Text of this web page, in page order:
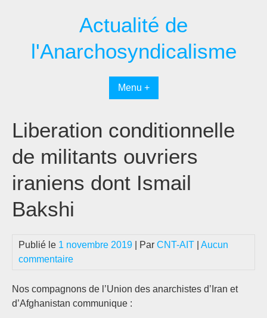
Actualité de
l'Anarchosyndicalisme
Menu +
Liberation conditionnelle
de militants ouvriers
iraniens dont Ismail
Bakshi
Publié le 1 novembre 2019 | Par CNT-AIT
Aucun
commentaire
Nos compagnons de l’Union des anarchistes d’Iran et
d’Afghanistan communique :